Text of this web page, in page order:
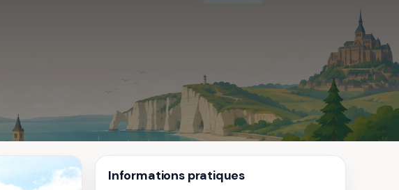
Informations pratiques